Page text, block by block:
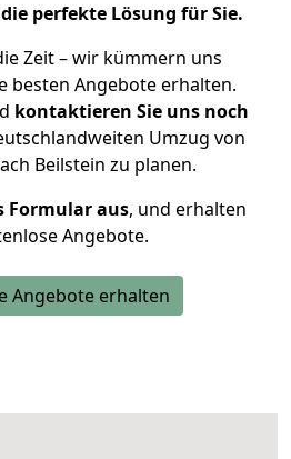
perfekte Lösung für Sie.
Zeit – wir kümmern uns
besten Angebote erhalten.
kontaktieren Sie uns noch
Umzug von
Beilstein zu planen.
Formular aus, und erhalten
Angebote.
Angebote erhalten